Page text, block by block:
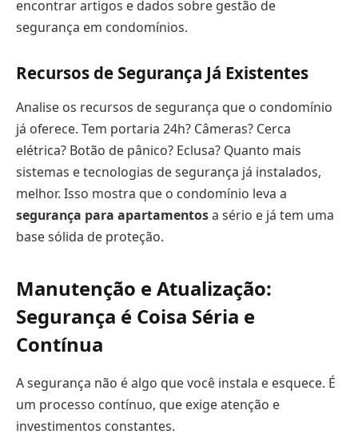
encontrar artigos e dados sobre gestão de
segurança em condomínios.
Recursos de Segurança Já Existentes
Analise os recursos de segurança que o condomínio
já oferece. Tem portaria 24h? Câmeras? Cerca
elétrica? Botão de pânico? Eclusa? Quanto mais
sistemas e tecnologias de segurança já instalados,
melhor. Isso mostra que o condomínio leva a
segurança para apartamentosa sério e já tem uma
base sólida de proteção.
Manutenção e Atualização:
Segurança é Coisa Séria e
Contínua
A segurança não é algo que você instala e esquece. É
um processo contínuo, que exige atenção e
investimentos constantes.